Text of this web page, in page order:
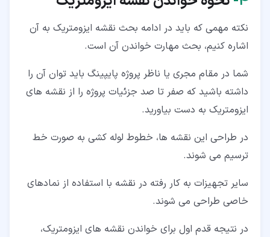
نکته مهمی که باید در ادامه بحث نقشه ایزومتریک به آن
اشاره کنیم، بحث مهارت خواندن آن است.
شما در مقام مجری یا ناظر پروژه پایپینگ باید توان آن را
داشته باشید که صفر تا صد جزئیات پروژه را از نقشه های
ایزومتریک به دست بیاورید.
در طراحی این نقشه ها، خطوط لوله کشی به صورت خط
ترسیم می شوند.
سایر تجهیزات به کار رفته در نقشه با استفاده از نمادهای
خاصی طراحی می شوند.
در نتیجه قدم اول برای خواندن نقشه های ایزومتریک،